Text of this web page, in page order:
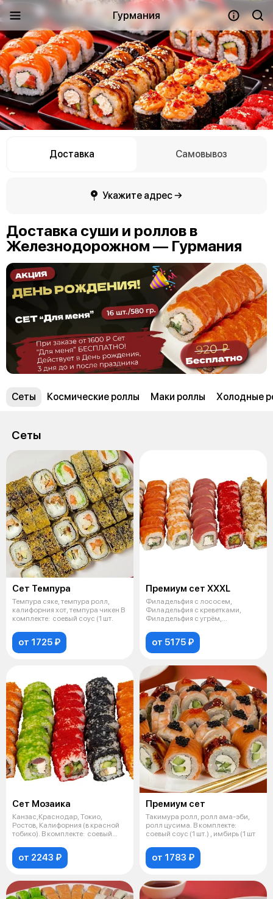
Гурмания
Доставка Самовывоз
Укажите адрес →
Доставка суши и роллов в
Железнодорожном — Гурмания
Сеты Космические роллы Маки роллы Холодные
Сеты
Сет Темпура
Темпура сяке, темпура ролл,
калифорния хот, темпура чикен В
комплекте: соевый соус (1 шт.
от 1725 ₽
Премиум сет XXXL
Филадельфия с лососем,
Филадельфия с креветками,
Филадельфия с угрём,
от 5175 ₽
Сет Мозаика
Канзас,Краснодар, Токио,
Ростов, Калифорния (в красной
тобико). В комплекте: соевый
от 2243 ₽
Премиум сет
Такимура ролл, ролл ама-эби,
ролл цусима. В комплекте:
соевый соус (1 шт.) , имбирь (1 шт
от 1783 ₽